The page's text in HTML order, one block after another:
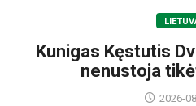
Kunigas Kęstutis
nenustoja
2026-